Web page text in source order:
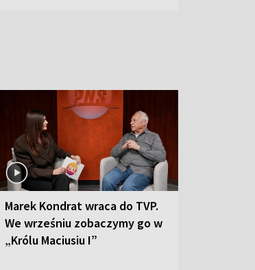
Marek Kondrat wraca do TVP.
We wrześniu zobaczymy go w
„Królu Maciusiu I”